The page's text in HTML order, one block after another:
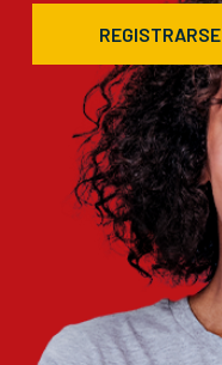
REGISTRARSE